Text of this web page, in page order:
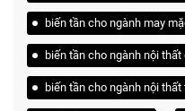
biến tần cho ngành may
biến tần cho ngành nội thất
biến tần cho ngành nội thất